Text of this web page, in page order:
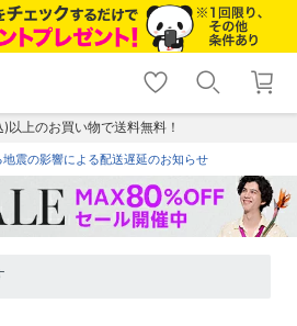
shopping_cart lock_outline
ログイン
以上のお買い物で送料無料！
震の影響による配送遅延のお知らせ